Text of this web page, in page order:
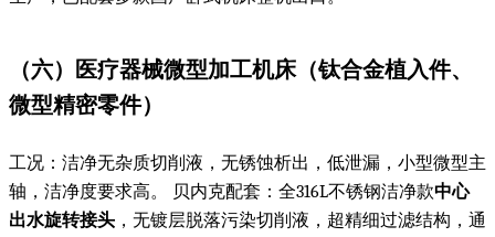
（六）医疗器械微型加工机床（钛合金植入件、
微型精密零件）
工况：洁净无杂质切削液，无锈蚀析出，低泄漏，小型微型主
轴，洁净度要求高。 贝内克配套：全316L不锈钢洁净款中心
出水旋转接头 ，无镀层脱落污染切削液，超精细过滤结构，通